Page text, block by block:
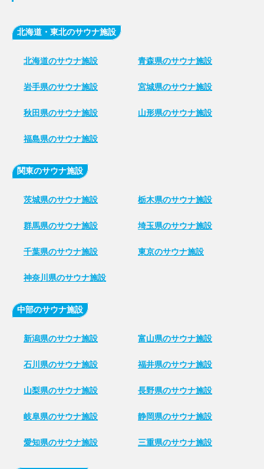
北海道・東北のサウナ施設
北海道のサウナ施設 青森県のサウナ施設
岩手県のサウナ施設 宮城県のサウナ施設
秋田県のサウナ施設 山形県のサウナ施設
福島県のサウナ施設
関東のサウナ施設
茨城県のサウナ施設 栃木県のサウナ施設
群馬県のサウナ施設 埼玉県のサウナ施設
千葉県のサウナ施設 東京のサウナ施設
神奈川県のサウナ施設
中部のサウナ施設
新潟県のサウナ施設 富山県のサウナ施設
石川県のサウナ施設 福井県のサウナ施設
山梨県のサウナ施設 長野県のサウナ施設
岐阜県のサウナ施設 静岡県のサウナ施設
愛知県のサウナ施設 三重県のサウナ施設